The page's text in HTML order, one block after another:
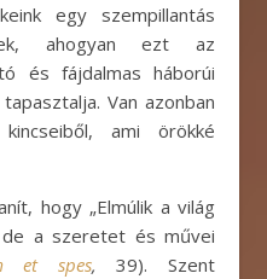
egy szempillantás
ahogyan ezt az
és fájdalmas háborúi
Van azonban
ami örökké
hogy „Elmúlik a világ
a szeretet és művei
et spes, 39). Szent